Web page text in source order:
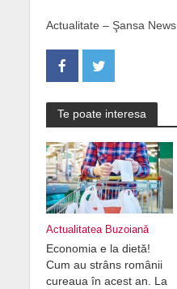
Actualitate – Şansa News
Te poate interesa
Actualitatea Buzoiană
Economia e la dietă!
Cum au strâns românii
cureaua în acest an. La